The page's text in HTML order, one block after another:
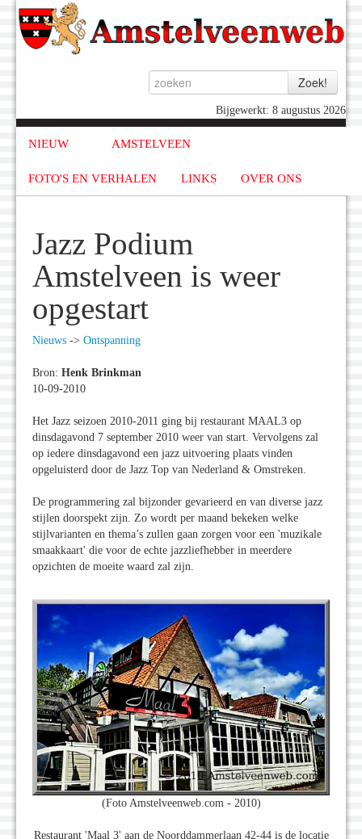
Bijgewerkt: 8 augustus 2026
NIEUW AMSTELVEEN
FOTO'S EN VERHALEN LINKS OVER ONS
Jazz Podium
Amstelveen is weer
opgestart
Nieuws -> Ontspanning
Bron: Henk Brinkman
10-09-2010
Het Jazz seizoen 2010-2011 ging bij restaurant MAAL3 op
dinsdagavond 7 september 2010 weer van start. Vervolgens zal
op iedere dinsdagavond een jazz uitvoering plaats vinden
opgeluisterd door de Jazz Top van Nederland & Omstreken.
De programmering zal bijzonder gevarieerd en van diverse jazz
stijlen doorspekt zijn. Zo wordt per maand bekeken welke
stijlvarianten en thema’s zullen gaan zorgen voor een 'muzikale
smaakkaart' die voor de echte jazzliefhebber in meerdere
opzichten de moeite waard zal zijn.
(Foto Amstelveenweb.com - 2010)
Restaurant 'Maal 3' aan de Noorddammerlaan 42-44 is de locatie